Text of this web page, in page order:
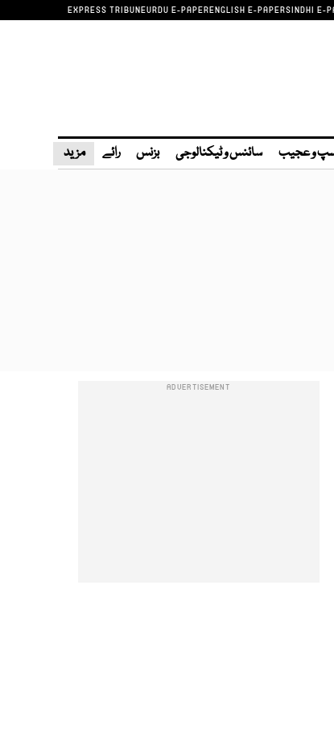
EXPRESS TRIBUNEURDU E-PAPERENGLISH E-PAPERSINDHI E-
و عجیب سائنس و ٹیکنالوجی بزنس رائے مزید